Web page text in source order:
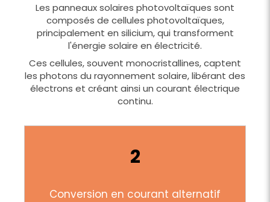
Les panneaux solaires photovoltaïques sont
composés de cellules photovoltaïques,
principalement en silicium, qui transforment
l'énergie solaire en électricité.
Ces cellules, souvent monocristallines, captent
les photons du rayonnement solaire, libérant des
électrons et créant ainsi un courant électrique
continu.
2
Conversion en courant alternatif